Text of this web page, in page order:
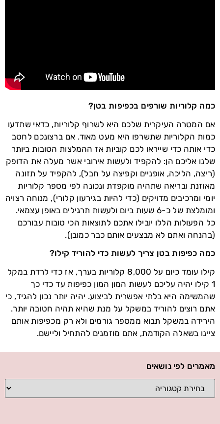
כמה קלוריות שורפים בכפיפות בטן?
אם המטרה העיקרית שלכם היא לשרוף קלוריות, כדאי שתדעו
כמות הקלוריות שתשרפו היא מעט מאוד. אם ברצונכם לחטב
כדי אותה כדי שייראו לכם קוביות אז ההמלצות הטובות ביותר
שלנו אליכם הן: להקפיד ולעשות אירובי אשר מעלה את הדופק
(ריצה, הליכה, אופניים וקפיצה על חבל), להקפיד על תזונה
מאוזנת ובריאה שתהיה מוקפדת ונכונה לפי מספר קלוריות
יומי ומרכיבים מדויקים (כדי להיות בגירעון קלורי), מנוחה רצויה
ומומלצת של כ-6 שעות ביום ולעשות תרגילים באופן עצמאי.
כל הפעולות הללו יובילו אתכם לתוצאות הכי טובות עבורכם
(בהנחה ואתם לא מבצעים אותם כבר כמובן).
כמה כפיפות בטן צריך לעשות כדי להוריד קילו?
קילו עומד כיום על 8,000 קלוריות בערך, אז כדי לרדת במקל
1 קילו יהיה עליכם לעשות המון המון כפיפות עד כדי כך
שהמשימה היא בלתי אפשרית לביצוע. יהיה יותר נכון להגיד, כי
אתם רוצים להוריד במשקל על מנת שהיא תהיה חטובה יותר.
הירידה במשקל תבוא ממספר גורמים ולא רק מכפיפות אותם
ציינו בשאלה הקודמת, אתם מוזמנים להתחיל וליישם.
מאמרים לפי נושאים